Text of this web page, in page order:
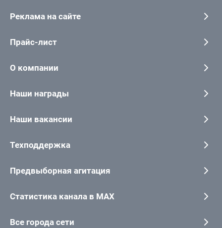
Реклама на сайте
Прайс-лист
О компании
Наши награды
Наши вакансии
Техподдержка
Предвыборная агитация
Статистика канала в MAX
Все города сети